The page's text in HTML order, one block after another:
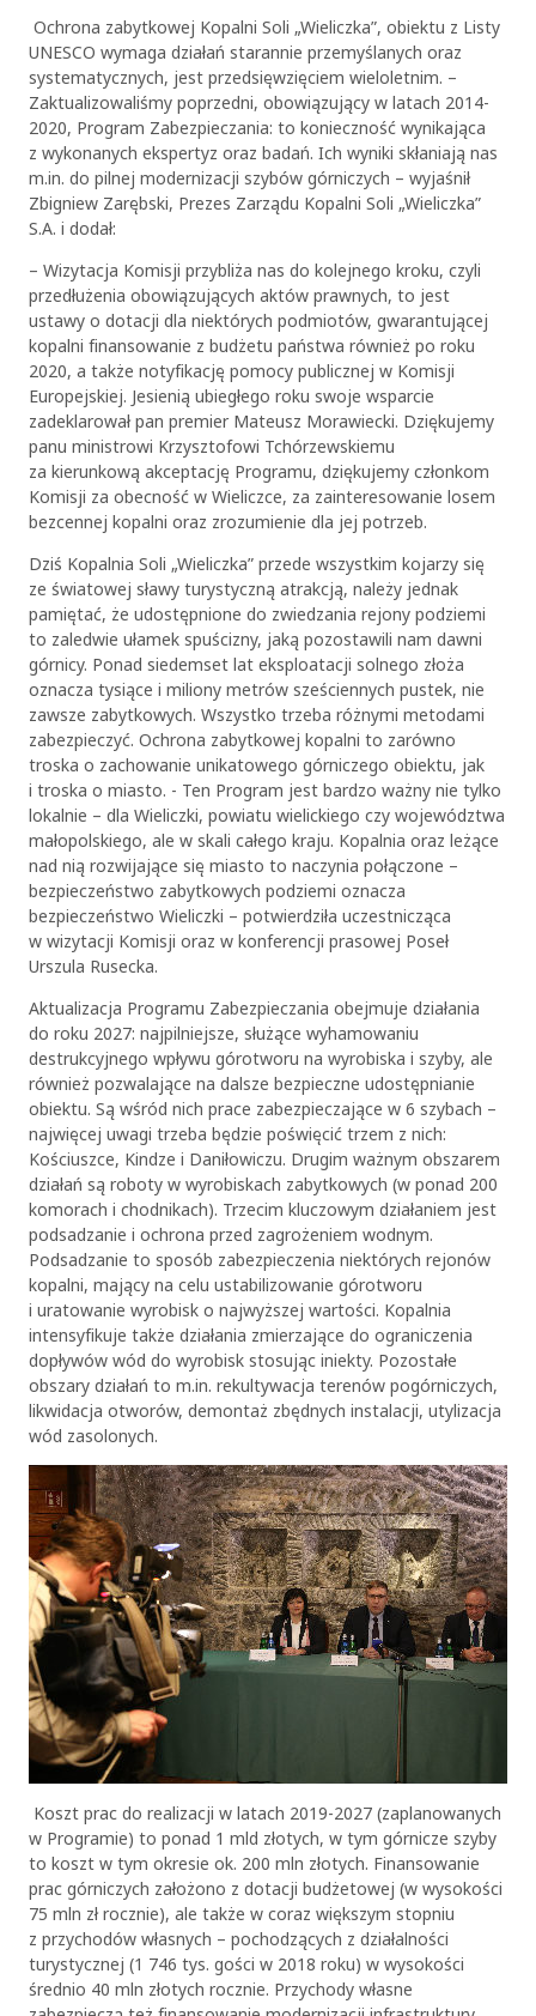
Ochrona zabytkowej Kopalni Soli „Wieliczka”, obiektu z Listy
UNESCO wymaga działań starannie przemyślanych oraz
systematycznych, jest przedsięwzięciem wieloletnim. –
Zaktualizowaliśmy poprzedni, obowiązujący w latach 2014-
2020, Program Zabezpieczania: to konieczność wynikająca
z wykonanych ekspertyz oraz badań. Ich wyniki skłaniają nas
m.in. do pilnej modernizacji szybów górniczych – wyjaśnił
Zbigniew Zarębski, Prezes Zarządu Kopalni Soli „Wieliczka”
S.A. i dodał:
– Wizytacja Komisji przybliża nas do kolejnego kroku, czyli
przedłużenia obowiązujących aktów prawnych, to jest
ustawy o dotacji dla niektórych podmiotów, gwarantującej
kopalni finansowanie z budżetu państwa również po roku
2020, a także notyfikację pomocy publicznej w Komisji
Europejskiej. Jesienią ubiegłego roku swoje wsparcie
zadeklarował pan premier Mateusz Morawiecki. Dziękujemy
panu ministrowi Krzysztofowi Tchórzewskiemu
za kierunkową akceptację Programu, dziękujemy członkom
Komisji za obecność w Wieliczce, za zainteresowanie losem
bezcennej kopalni oraz zrozumienie dla jej potrzeb.
Dziś Kopalnia Soli „Wieliczka” przede wszystkim kojarzy się
ze światowej sławy turystyczną atrakcją, należy jednak
pamiętać, że udostępnione do zwiedzania rejony podziemi
to zaledwie ułamek spuścizny, jaką pozostawili nam dawni
górnicy. Ponad siedemset lat eksploatacji solnego złoża
oznacza tysiące i miliony metrów sześciennych pustek, nie
zawsze zabytkowych. Wszystko trzeba różnymi metodami
zabezpieczyć. Ochrona zabytkowej kopalni to zarówno
troska o zachowanie unikatowego górniczego obiektu, jak
i troska o miasto. - Ten Program jest bardzo ważny nie tylko
lokalnie – dla Wieliczki, powiatu wielickiego czy województwa
małopolskiego, ale w skali całego kraju. Kopalnia oraz leżące
nad nią rozwijające się miasto to naczynia połączone –
bezpieczeństwo zabytkowych podziemi oznacza
bezpieczeństwo Wieliczki – potwierdziła uczestnicząca
w wizytacji Komisji oraz w konferencji prasowej Poseł
Urszula Rusecka.
Aktualizacja Programu Zabezpieczania obejmuje działania
do roku 2027: najpilniejsze, służące wyhamowaniu
destrukcyjnego wpływu górotworu na wyrobiska i szyby, ale
również pozwalające na dalsze bezpieczne udostępnianie
obiektu. Są wśród nich prace zabezpieczające w 6 szybach –
najwięcej uwagi trzeba będzie poświęcić trzem z nich:
Kościuszce, Kindze i Daniłowiczu. Drugim ważnym obszarem
działań są roboty w wyrobiskach zabytkowych (w ponad 200
komorach i chodnikach). Trzecim kluczowym działaniem jest
podsadzanie i ochrona przed zagrożeniem wodnym.
Podsadzanie to sposób zabezpieczenia niektórych rejonów
kopalni, mający na celu ustabilizowanie górotworu
i uratowanie wyrobisk o najwyższej wartości. Kopalnia
intensyfikuje także działania zmierzające do ograniczenia
dopływów wód do wyrobisk stosując iniekty. Pozostałe
obszary działań to m.in. rekultywacja terenów pogórniczych,
likwidacja otworów, demontaż zbędnych instalacji, utylizacja
wód zasolonych.
Koszt prac do realizacji w latach 2019-2027 (zaplanowanych
w Programie) to ponad 1 mld złotych, w tym górnicze szyby
to koszt w tym okresie ok. 200 mln złotych. Finansowanie
prac górniczych założono z dotacji budżetowej (w wysokości
75 mln zł rocznie), ale także w coraz większym stopniu
z przychodów własnych – pochodzących z działalności
turystycznej (1 746 tys. gości w 2018 roku) w wysokości
średnio 40 mln złotych rocznie. Przychody własne